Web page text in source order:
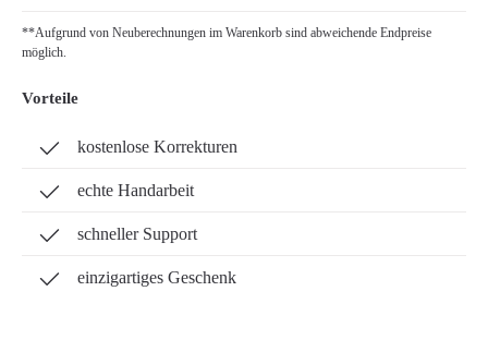
**Aufgrund von Neuberechnungen im Warenkorb sind abweichende Endpreise
möglich.
Vorteile
kostenlose Korrekturen
echte Handarbeit
schneller Support
einzigartiges Geschenk